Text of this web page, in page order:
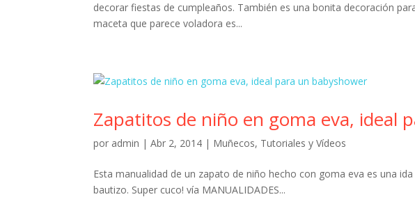
decorar fiestas de cumpleaños. También es una bonita decoración
maceta que parece voladora es...
Zapatitos de niño en goma eva, ideal
por admin |Abr 2, 2014 | Muñecos, Tutoriales y Vídeos
Esta manualidad de un zapato de niño hecho con goma eva es una
bautizo. Super cuco! vía MANUALIDADES...